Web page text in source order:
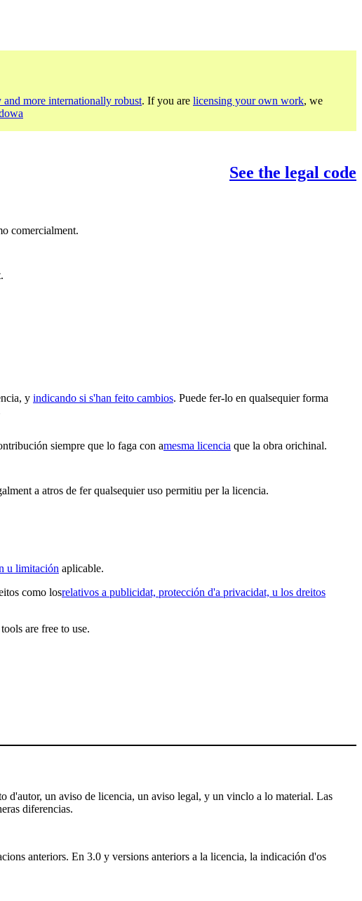
more internationally robust. If you are licensing your own work, we
See the legal code
comercialment.
y indicando si s'han feito cambios. Puede fer-lo en qualsequier forma
siempre que lo faga con amesma licencia que la obra orichinal.
a atros de fer qualsequier uso permitiu per la licencia.
u limitación aplicable.
como losrelativos a publicidat, protección d'a privacidat, u los dreitos
are free to use.
d'autor, un aviso de licencia, un aviso legal, y un vinclo a lo material. Las
diferencias.
anteriors. En 3.0 y versions anteriors a la licencia, la indicación d'os